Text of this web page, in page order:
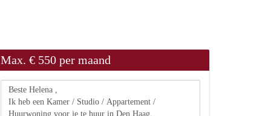
Max. € 550 per maand